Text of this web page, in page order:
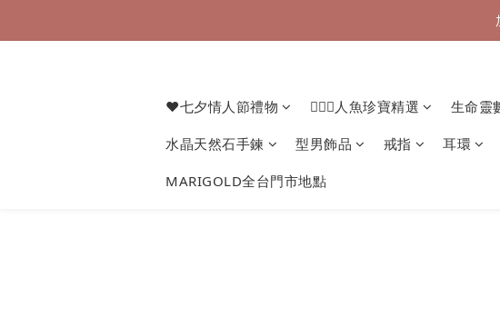
❤七夕情人節禮物 🧜🏻‍♀️人魚珍寶精選 生命靈
水晶天然石手鍊 型男飾品 戒指 耳環
MARIGOLD全台門市地點